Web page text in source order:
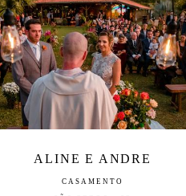
ALINE E ANDRE
CASAMENTO